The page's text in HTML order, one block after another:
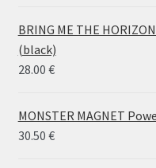
14.50 €
BRING ME THE
(black)
28.00 €
MONSTER MAGNET
30.50 €